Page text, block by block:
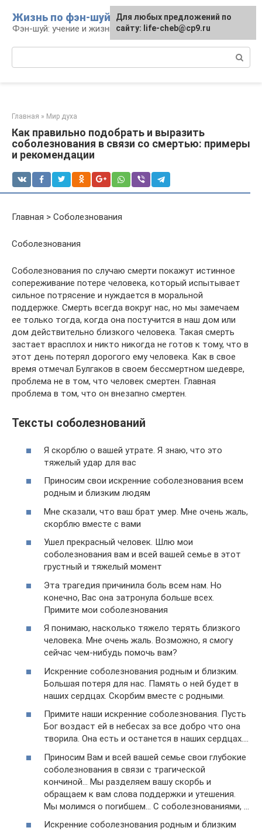
контенту
Жизнь по фэн-шуй
Фэн-шуй: учение и жизнь
Главная » Мир духа
Как правильно подобрать и выразить
соболезнования в связи со смертью: примеры
и рекомендации
Главная > Соболезнования
Соболезнования
Соболезнования по случаю смерти покажут истинное
сопереживание потере человека, который испытывает
сильное потрясение и нуждается в моральной
поддержке. Смерть всегда вокруг нас, но мы замечаем
ее только тогда, когда она постучится в наш дом или
дом действительно близкого человека. Такая смерть
застает врасплох и никто никогда не готов к тому, что в
этот день потерял дорогого ему человека. Как в свое
время отмечал Булгаков в своем бессмертном шедевре,
проблема не в том, что человек смертен. Главная
проблема в том, что он внезапно смертен.
Тексты соболезнований
Я скорблю о вашей утрате. Я знаю, что это
тяжелый удар для вас
Приносим свои искренние соболезнования всем
родным и близким людям
Мне сказали, что ваш брат умер. Мне очень жаль,
скорблю вместе с вами
Ушел прекрасный человек. Шлю мои
соболезнования вам и всей вашей семье в этот
грустный и тяжелый момент
Эта трагедия причинила боль всем нам. Но
конечно, Вас она затронула больше всех.
Примите мои соболезнования
Я понимаю, насколько тяжело терять близкого
человека. Мне очень жаль. Возможно, я смогу
сейчас чем-нибудь помочь вам?
Искренние соболезнования родным и близким.
Большая потеря для нас. Память о ней будет в
наших сердцах. Скорбим вместе с родными.
Примите наши искренние соболезнования. Пусть
Бог воздаст ей в небесах за все добро что она
творила. Она есть и останется в наших сердцах….
Приносим Вам и всей вашей семье свои глубокие
соболезнования в связи с трагической
кончиной… Мы разделяем вашу скорбь и
обращаем к вам слова поддержки и утешения.
Мы молимся о погибшем… С соболезнованиями, …
Искренние соболезнования родным и близким
Для любых предложений по
сайту: life-cheb@cp9.ru
Для любых предложений по
сайту: life-cheb@cp9.ru